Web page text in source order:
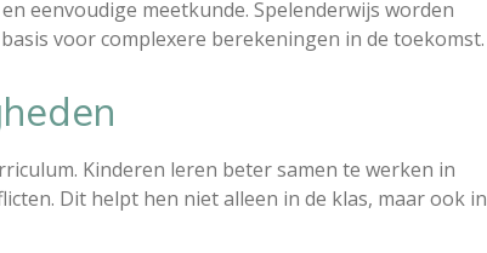
eenvoudige meetkunde. Spelenderwijs worden
voor complexere berekeningen in de toekomst.
Kinderen leren beter samen te werken in
Dit helpt hen niet alleen in de klas, maar ook in